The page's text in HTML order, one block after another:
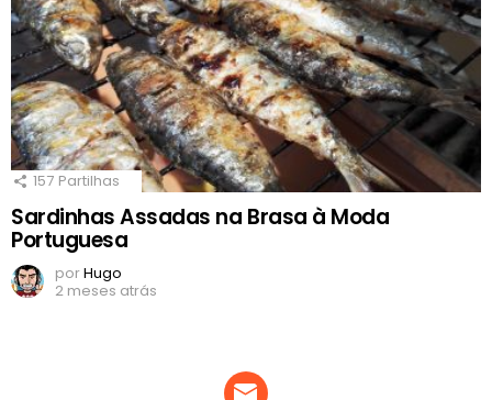
157 Partilhas
Sardinhas Assadas na Brasa à Moda
Portuguesa
porHugo
2 meses atrás